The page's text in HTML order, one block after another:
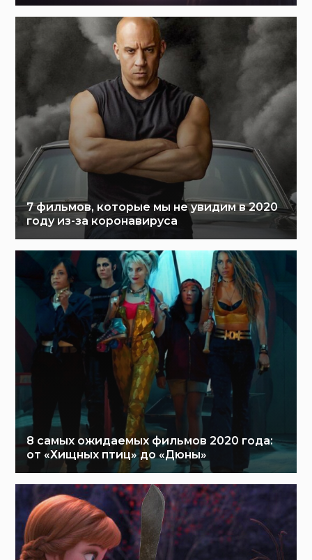
7 фильмов, которые мы не увидим в 2020
году из-за коронавируса
8 самых ожидаемых фильмов 2020 года:
от «Хищных птиц» до «Дюны»